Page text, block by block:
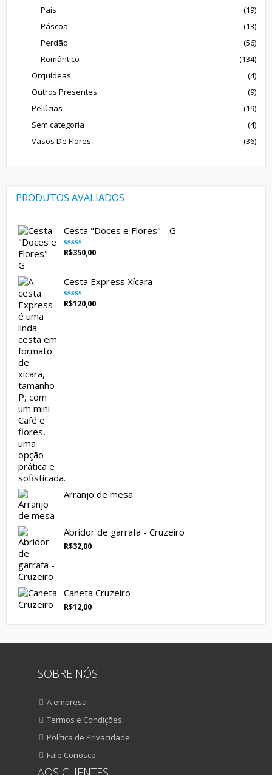
Pais
(19)
Páscoa
(13)
Perdão
(56)
Romântico
(134)
Orquídeas
(4)
Outros Presentes
(9)
Pelúcias
(19)
Sem categoria
(4)
Vasos De Flores
(36)
PRODUTOS AVALIADOS
Cesta "Doces e Flores" - G
Avaliação
de 5
R$350,00
Cesta Express Xícara
Avaliação
de 5
R$120,00
Arranjo de mesa
Abridor de garrafa - Cruzeiro
R$32,00
Caneta Cruzeiro
R$12,00
SOBRE NÓS
A empresa
Termos e Condições
Política de Privacidade
Fale Conosco